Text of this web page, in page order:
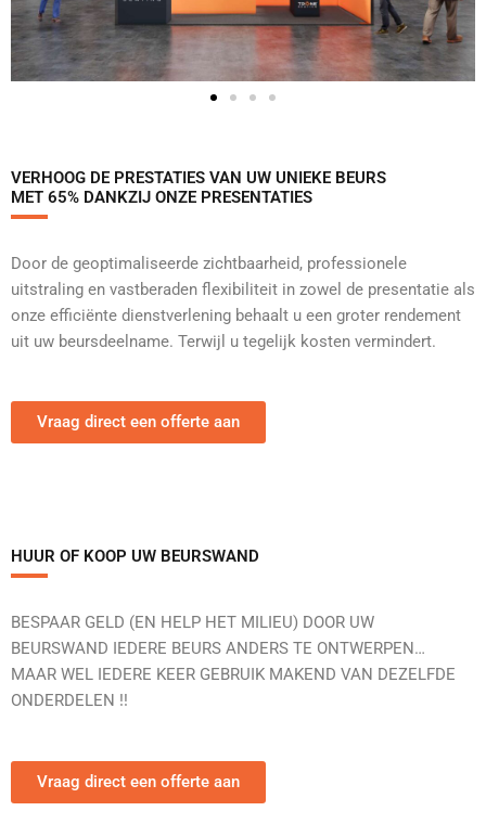
VERHOOG DE PRESTATIES VAN UW UNIEKE BEURS
MET 65% DANKZIJ ONZE PRESENTATIES
Door de geoptimaliseerde zichtbaarheid, professionele
uitstraling en vastberaden flexibiliteit in zowel de presentatie als
onze efficiënte dienstverlening behaalt u een groter rendement
uit uw beursdeelname. Terwijl u tegelijk kosten vermindert.
Vraag direct een offerte aan
HUUR OF KOOP UW BEURSWAND
BESPAAR GELD (EN HELP HET MILIEU) DOOR UW
BEURSWAND IEDERE BEURS ANDERS TE ONTWERPEN…
MAAR WEL IEDERE KEER GEBRUIK MAKEND VAN DEZELFDE
ONDERDELEN !!
Vraag direct een offerte aan